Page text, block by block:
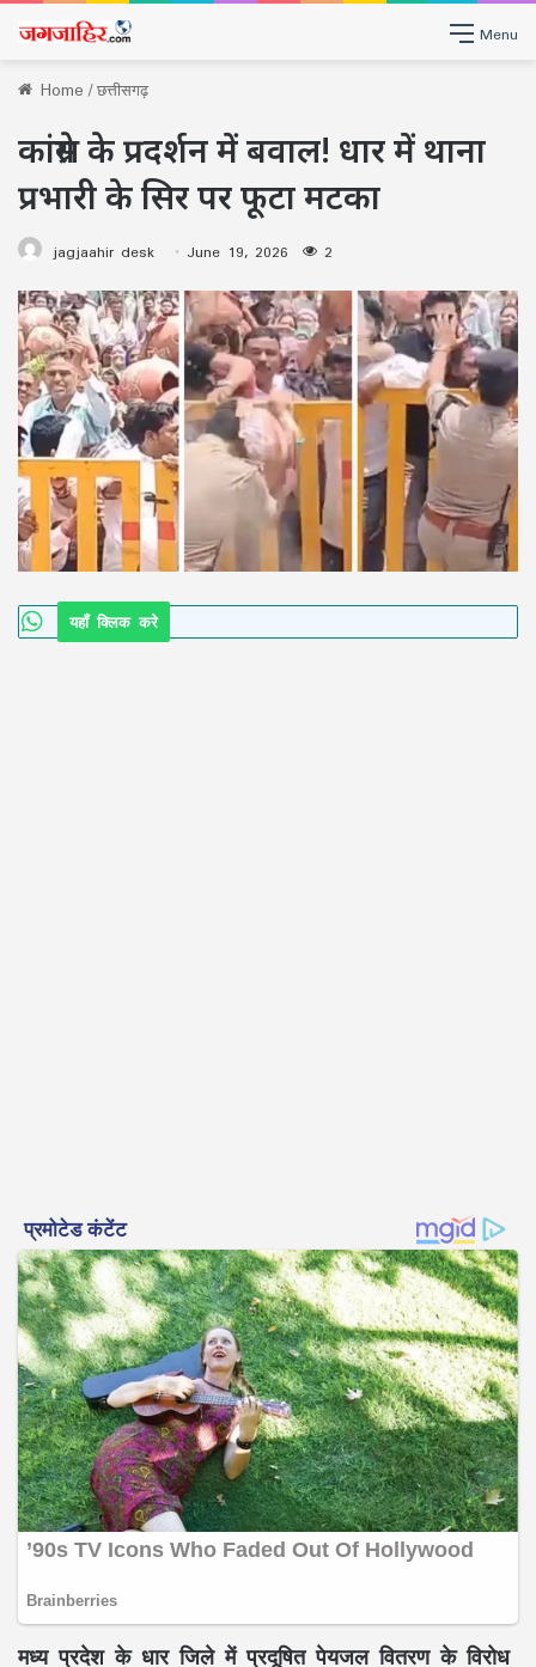
Menu
Home/छत्तीसगढ़
कांग्रेस के प्रदर्शन में बवाल! धार में थाना
प्रभारी के सिर पर फूटा मटका
jagjaahir desk June 19, 2026 2
यहाँ क्लिक करे
मध्य प्रदेश के धार जिले में प्रदूषित पेयजल वितरण के विरोध